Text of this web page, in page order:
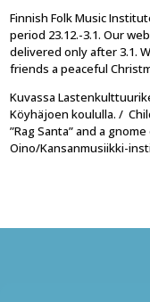
Finnish Folk Music
period 23.12.-3.1. Our
delivered only after 3.1.
friends a peaceful
Kuvassa
Köyhäjoen koululla. /
”Rag Santa” and a
Oino/Kansanmusiikki-